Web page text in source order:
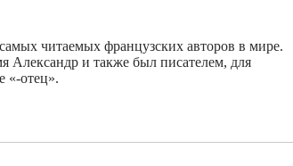
читаемых французских авторов в мире.
Александр и также был писателем, для
«-отец».